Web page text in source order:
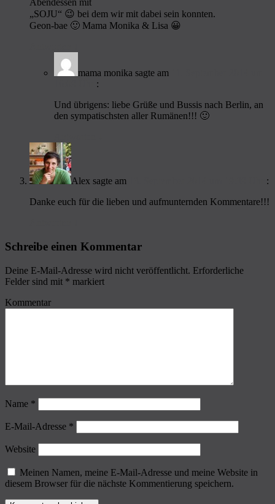
Abendessen mit
„SOJU“ 😉 bei dem wir mit dabei sein konnten.
Geon-bae 🙂 Mama Monika & Lisa 😀
mama monika sagte am
:
Und übrigens: liebe Grüße und Bussis nach Berlin, an
den sympatischsten aller Rumänen!!! 🙂
Alex sagte am
:
Danke euch für die lieben und aufmunternden Kommentare!!!
Schreibe einen Kommentar
Deine E-Mail-Adresse wird nicht veröffentlicht. Erforderliche
Felder sind mit * markiert
Kommentar
Name *
E-Mail-Adresse *
Website
Meinen Namen, meine E-Mail-Adresse und meine Website in
diesem Browser für die nächste Kommentierung speichern.